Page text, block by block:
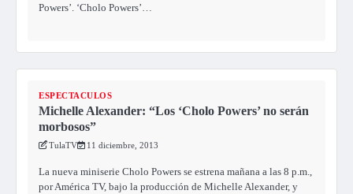
Powers’. ‘Cholo Powers’…
ESPECTACULOS
Michelle Alexander: “Los ‘Cholo Powers’ no serán
morbosos”
TulaTV 11 diciembre, 2013
La nueva miniserie Cholo Powers se estrena mañana a las 8 p.m.,
por América TV, bajo la producción de Michelle Alexander, y